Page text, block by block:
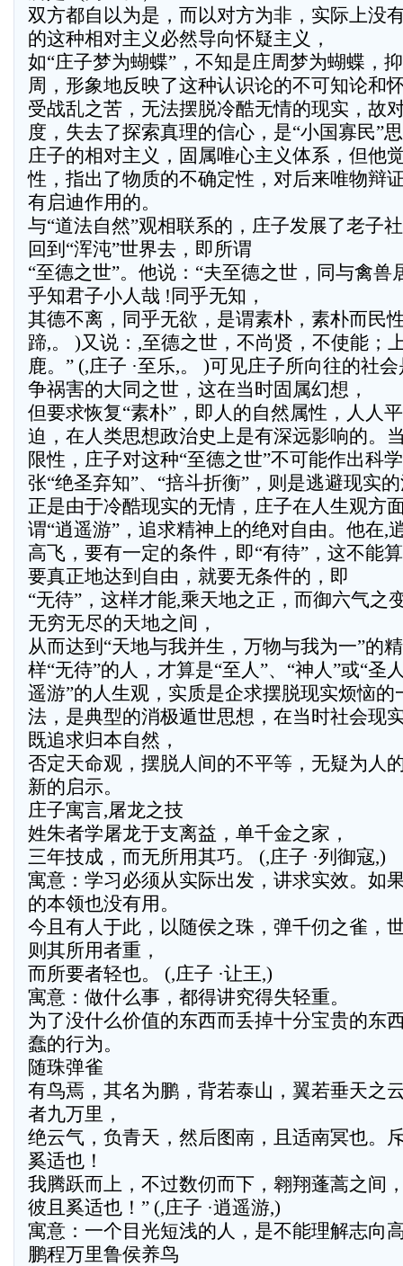
双方都自以为是，而以对方为非，实际上没
的这种相对主义必然导向怀疑主义，
如“庄子梦为蝴蝶”，不知是庄周梦为蝴蝶，
周，形象地反映了这种认识论的不可知论和
受战乱之苦，无法摆脱冷酷无情的现实，故
度，失去了探索真理的信心，是“小国寡民”
庄子的相对主义，固属唯心主义体系，但他
性，指出了物质的不确定性，对后来唯物辩
有启迪作用的。
与“道法自然”观相联系的，庄子发展了老子
回到“浑沌”世界去，即所谓
“至德之世”。他说：“夫至德之世，同与禽兽
乎知君子小人哉 !同乎无知，
其德不离，同乎无欲，是谓素朴，素朴而民
蹄,。 )又说：,至德之世，不尚贤，不使能；
鹿。” (,庄子 ·至乐,。 )可见庄子所向往的社
争祸害的大同之世，这在当时固属幻想，
但要求恢复“素朴”，即人的自然属性，人人
迫，在人类思想政治史上是有深远影响的。
限性，庄子对这种“至德之世”不可能作出科
张“绝圣弃知”、“掊斗折衡”，则是逃避现实
正是由于冷酷现实的无情，庄子在人生观方
谓“逍遥游”，追求精神上的绝对自由。他在,
高飞，要有一定的条件，即“有待”，这不能
要真正地达到自由，就要无条件的，即
“无待”，这样才能,乘天地之正，而御六气之
无穷无尽的天地之间，
从而达到“天地与我并生，万物与我为一”的
样“无待”的人，才算是“至人”、“神人”或“圣
遥游”的人生观，实质是企求摆脱现实烦恼的
法，是典型的消极遁世思想，在当时社会现
既追求归本自然，
否定天命观，摆脱人间的不平等，无疑为人
新的启示。
庄子寓言,屠龙之技
姓朱者学屠龙于支离益，单千金之家，
三年技成，而无所用其巧。 (,庄子 ·列御寇,)
寓意：学习必须从实际出发，讲求实效。如
的本领也没有用。
今且有人于此，以随侯之珠，弹千仞之雀，
则其所用者重，
而所要者轻也。 (,庄子 ·让王,)
寓意：做什么事，都得讲究得失轻重。
为了没什么价值的东西而丢掉十分宝贵的东
蠢的行为。
随珠弹雀
有鸟焉，其名为鹏，背若泰山，翼若垂天之
者九万里，
绝云气，负青天，然后图南，且适南冥也。
奚适也！
我腾跃而上，不过数仞而下，翱翔蓬蒿之间
彼且奚适也！” (,庄子 ·逍遥游,)
寓意：一个目光短浅的人，是不能理解志向
鹏程万里鲁侯养鸟